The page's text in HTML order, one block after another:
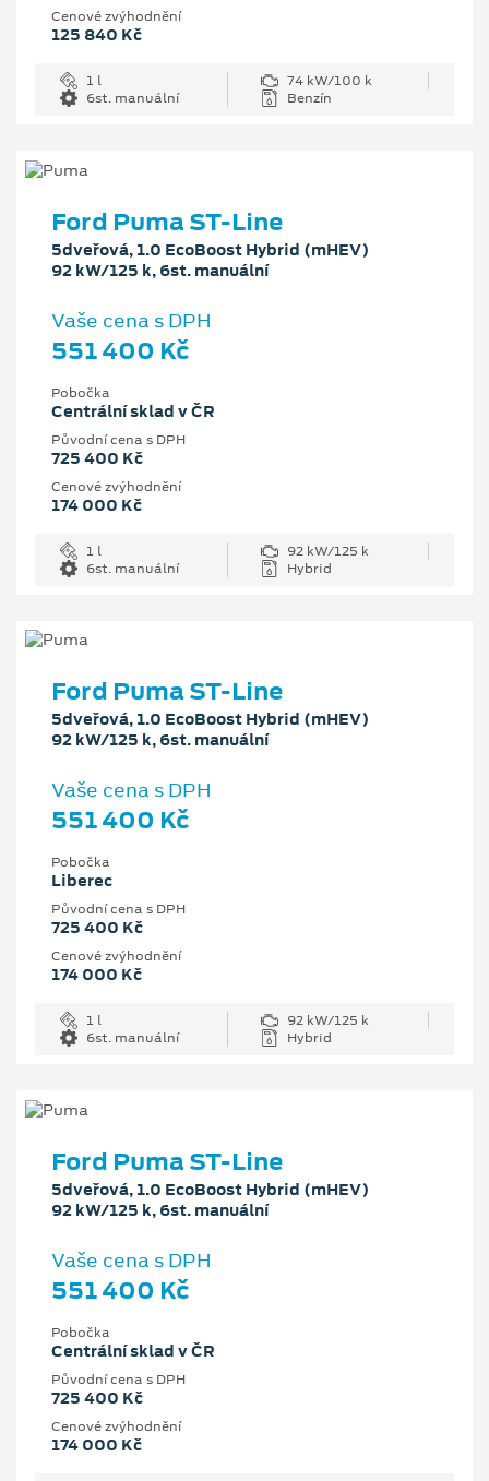
Cenové zvýhodnění
125 840 Kč
1 l
74 kW/100 k
6st. manuální
Benzín
Ford Puma ST-Line
5dveřová, 1.0 EcoBoost Hybrid (mHEV)
92 kW/125 k, 6st. manuální
Vaše cena s DPH
551 400 Kč
Pobočka
Centrální sklad v ČR
Původní cena s DPH
725 400 Kč
Cenové zvýhodnění
174 000 Kč
1 l
92 kW/125 k
6st. manuální
Hybrid
Ford Puma ST-Line
5dveřová, 1.0 EcoBoost Hybrid (mHEV)
92 kW/125 k, 6st. manuální
Vaše cena s DPH
551 400 Kč
Pobočka
Liberec
Původní cena s DPH
725 400 Kč
Cenové zvýhodnění
174 000 Kč
1 l
92 kW/125 k
6st. manuální
Hybrid
Ford Puma ST-Line
5dveřová, 1.0 EcoBoost Hybrid (mHEV)
92 kW/125 k, 6st. manuální
Vaše cena s DPH
551 400 Kč
Pobočka
Centrální sklad v ČR
Původní cena s DPH
725 400 Kč
Cenové zvýhodnění
174 000 Kč